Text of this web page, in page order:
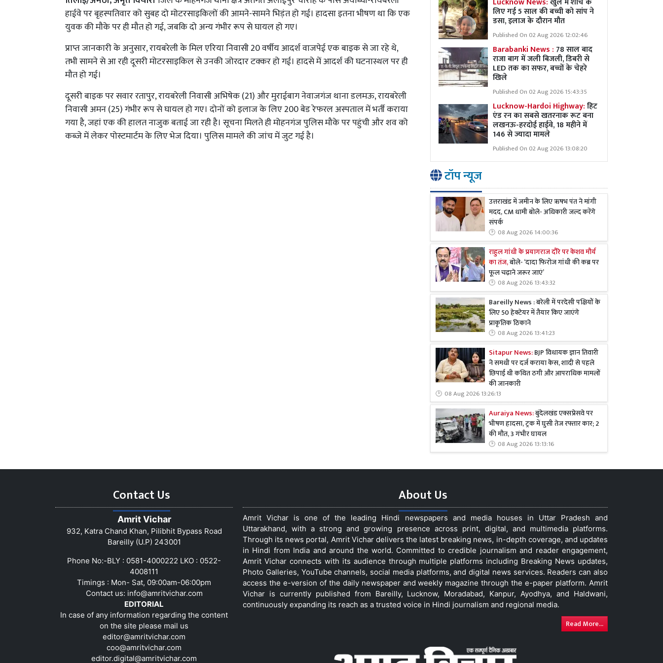
हाईवे पर बृहस्पतिवार को सुबह दो मोटरसाइकिलों की आमने-सामने भिड़ंत हो गई। हादसा इतना भीषण था कि एक
युवक की मौके पर ही मौत हो गई, जबकि दो अन्य गंभीर रूप से घायल हो गए।
प्राप्त जानकारी के अनुसार, रायबरेली के मिल एरिया निवासी 20 वर्षीय आदर्श वाजपेई एक बाइक से जा रहे थे,
तभी सामने से आ रही दूसरी मोटरसाइकिल से उनकी जोरदार टक्कर हो गई। हादसे में आदर्श की घटनास्थल पर ही
मौत हो गई।
दूसरी बाइक पर सवार रतापुर, रायबरेली निवासी अभिषेक (21) और मुराईबाग नेवाजगंज थाना डलमऊ, रायबरेली
निवासी अमन (25) गंभीर रूप से घायल हो गए। दोनों को इलाज के लिए 200 बेड रेफरल अस्पताल में भर्ती कराया
गया है, जहां एक की हालत नाजुक बताई जा रही है। सूचना मिलते ही मोहनगंज पुलिस मौके पर पहुंची और शव को
कब्जे में लेकर पोस्टमार्टम के लिए भेज दिया। पुलिस मामले की जांच में जुट गई है।
लिए गई 5 साल की बच्ची को सांप ने
डसा, इलाज के दौरान मौत
Published On 02 Aug 2026 12:02:46
Barabanki News : 78 साल बाद
राजा बाग में जली बिजली, डिबरी से
LED तक का सफर, बच्चों के चेहरे
खिले
Published On 02 Aug 2026 15:43:35
Lucknow-Hardoi Highway:हिट
एंड रन का सबसे खतरनाक रूट बना
लखनऊ-हरदोई हाईवे, 18 महीने में
146 से ज्यादा मामले
Published On 02 Aug 2026 13:08:20
टॉप न्यूज
उत्तराखंड में जमीन के लिए ऋषभ पंत ने मांगी
मदद, CM धामी बोले- अधिकारी जल्द करेंगे
संपर्क
08 Aug 2026 14:00:36
राहुल गांधी के प्रयागराज दौरे पर केशव मौर्य
का तंज,बोले- ‘दादा फिरोज गांधी की कब्र पर
फूल चढ़ाने जरूर जाएं’
08 Aug 2026 13:43:32
Bareilly News : बरेली में परदेसी पक्षियों के
लिए 50 हेक्टेयर में तैयार किए जाएंगे
प्राकृतिक ठिकाने
08 Aug 2026 13:41:23
Sitapur News:BJP विधायक ज्ञान तिवारी
ने समधी पर दर्ज कराया केस, शादी से पहले
छिपाई थी कथित ठगी और आपराधिक मामलों
की जानकारी
08 Aug 2026 13:26:13
Auraiya News:बुंदेलखंड एक्सप्रेसवे पर
भीषण हादसा, ट्रक में घुसी तेज रफ्तार कार; 2
की मौत, 3 गंभीर घायल
08 Aug 2026 13:13:16
Contact Us
Amrit Vichar
932, Katra Chand Khan, Pilibhit Bypass Road
Bareilly (U.P) 243001
Phone No:-BLY : 0581-4000222 LKO : 0522-
4008111
Timings : Mon- Sat, 09:00am-06:00pm
Contact us: info@amritvichar.com
EDITORIAL
In case of any information regarding the content
on the site please mail us
editor@amritvichar.com
coo@amritvichar.com
editor.digital@amritvichar.com
About Us
Amrit Vichar is one of the leading Hindi newspapers and media houses in Uttar Pradesh and
Uttarakhand, with a strong and growing presence across print, digital, and multimedia platforms.
Through its news portal, Amrit Vichar delivers the latest breaking news, in-depth coverage, and updates
in Hindi from India and around the world. Committed to credible journalism and reader engagement,
Amrit Vichar connects with its audience through multiple platforms including Breaking News updates,
Photo Galleries, YouTube channels, social media platforms, and digital news services. Readers can also
access the e-version of the daily newspaper and weekly magazine through the e-paper platform. Amrit
Vichar is currently published from Bareilly, Lucknow, Moradabad, Kanpur, Ayodhya, and Haldwani,
continuously expanding its reach as a trusted voice in Hindi journalism and regional media.
Read More...